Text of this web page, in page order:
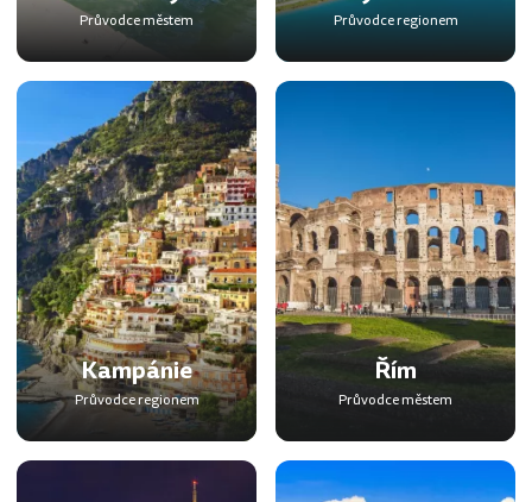
Průvodce městem Průvodce regionem
Kampánie
Průvodce regionem
Řím
Průvodce městem